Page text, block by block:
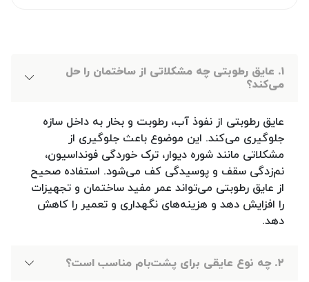
۱. عایق رطوبتی چه مشکلاتی از ساختمان را حل
می‌کند؟
عایق رطوبتی از نفوذ آب، رطوبت و بخار به داخل سازه
جلوگیری می‌کند. این موضوع باعث جلوگیری از
مشکلاتی مانند شوره دیوار، ترک خوردگی فونداسیون،
نم‌زدگی سقف و پوسیدگی کف می‌شود. استفاده صحیح
از عایق رطوبتی می‌تواند عمر مفید ساختمان و تجهیزات
را افزایش دهد و هزینه‌های نگهداری و تعمیر را کاهش
دهد.
۲. چه نوع عایقی برای پشت‌بام مناسب است؟